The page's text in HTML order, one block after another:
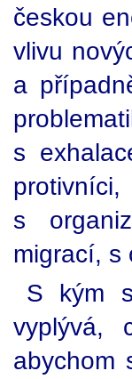
českou
vlivu
a
s
s
migrací, s
S kým
vyplývá,
abychom